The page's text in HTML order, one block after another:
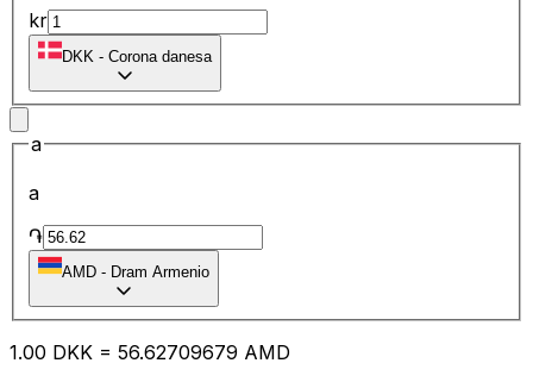
kr
DKK - Corona danesa
a
a
֏
AMD - Dram Armenio
1.00 DKK = 56.62709679 AMD